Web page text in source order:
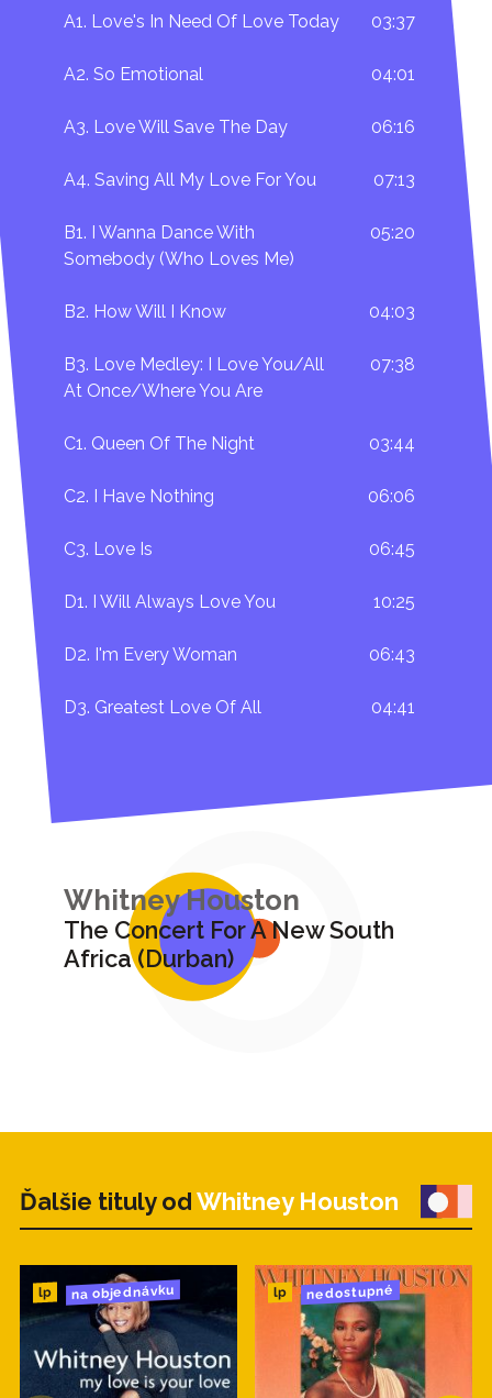
A1. Love's In Need Of Love Today 03:37
A2. So Emotional 04:01
A3. Love Will Save The Day 06:16
A4. Saving All My Love For You 07:13
B1. I Wanna Dance With
Somebody (Who Loves Me)
05:20
B2. How Will I Know 04:03
B3. Love Medley: I Love You/All
At Once/Where You Are
07:38
C1. Queen Of The Night 03:44
C2. I Have Nothing 06:06
C3. Love Is 06:45
D1. I Will Always Love You 10:25
D2. I'm Every Woman 06:43
D3. Greatest Love Of All 04:41
Whitney Houston
The Concert For A New South
Africa (Durban)
Ďalšie tituly od Whitney Houston
lp na objednávku lp nedostupné